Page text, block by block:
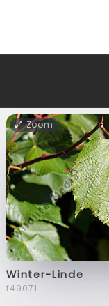
Zoom
Winter-Linde
f49071